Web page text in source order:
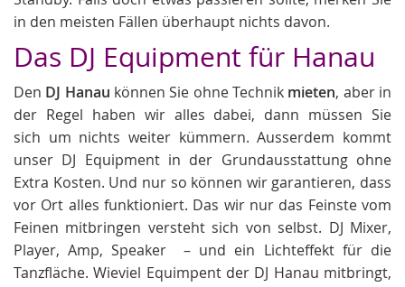
in den meisten Fällen überhaupt nichts davon.
Das DJ Equipment für Hanau
Den DJ Hanau können Sie ohne Technik mieten, aber in
der Regel haben wir alles dabei, dann müssen Sie
sich um nichts weiter kümmern. Ausserdem kommt
unser DJ Equipment in der Grundausstattung ohne
Extra Kosten. Und nur so können wir garantieren, dass
vor Ort alles funktioniert. Das wir nur das Feinste vom
Feinen mitbringen versteht sich von selbst. DJ Mixer,
Player, Amp, Speaker – und ein Lichteffekt für die
Tanzfläche. Wieviel Equimpent der DJ Hanau mitbringt,